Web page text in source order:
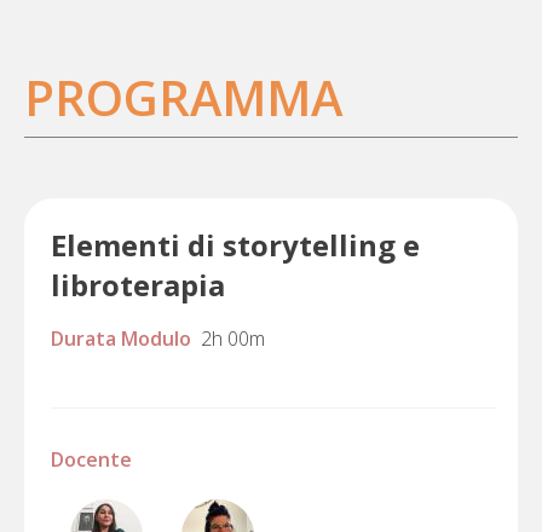
PROGRAMMA
Elementi di storytelling e
libroterapia
Durata Modulo 2h 00m
Docente